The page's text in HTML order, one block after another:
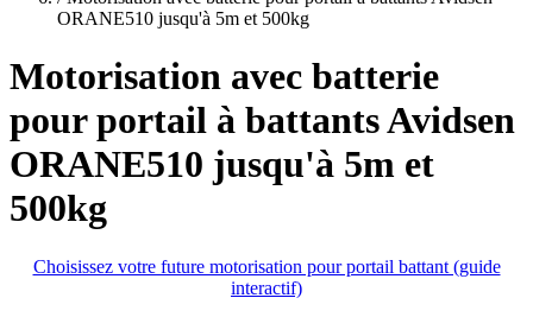
ORANE510 jusqu'à 5m et 500kg
Motorisation avec batterie
pour portail à battants Avidsen
ORANE510 jusqu'à 5m et
500kg
Choisissez votre future motorisation pour portail battant (guide
interactif)